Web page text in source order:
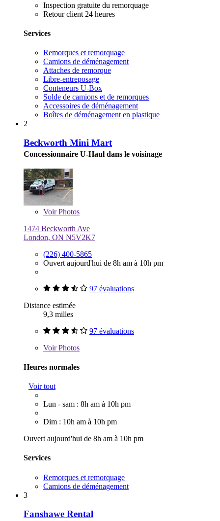
Inspection gratuite du remorquage
Retour client 24 heures
Services
Remorques et remorquage
Camions de déménagement
Attaches de remorque
Libre-entreposage
Conteneurs U-Box
Solde de camions et de remorques
Accessoires de déménagement
Boîtes de déménagement en plastique
2
Beckworth Mini Mart
Concessionnaire U-Haul dans le voisinage
VoirPhotos
1474 Beckworth Ave
London, ON N5V2K7
(226) 400-5865
Ouvert aujourd'hui de 8h am à 10h pm
97 évaluations
Distance estimée
9,3 milles
97 évaluations
VoirPhotos
Heures normales
Voir tout
Lun - sam : 8h am à 10h pm
Dim : 10h am à 10h pm
Ouvert aujourd'hui de 8h am à 10h pm
Services
Remorques et remorquage
Camions de déménagement
3
Fanshawe Rental